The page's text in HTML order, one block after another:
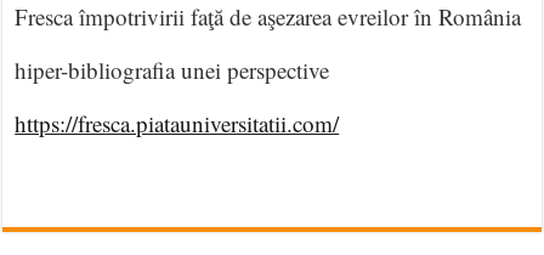
Fresca împotrivirii faţă de aşezarea evreilor în România
hiper-bibliografia unei perspective
https://fresca.piatauniversitatii.com/